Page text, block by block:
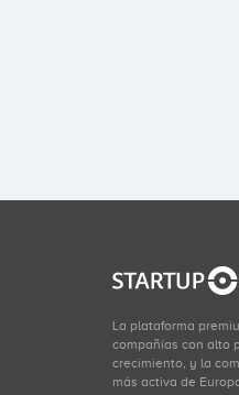
La plataforma
compañías con alto
crecimiento, y la
más activa de